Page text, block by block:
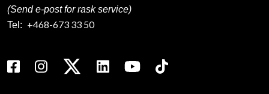
(Send e-post for rask service)
Tel: +468-673 33 50